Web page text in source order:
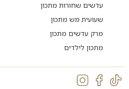
עדשים שחורות מתכון
שעועית מש מתכון
מרק עדשים מתכון
מתכון לילדים